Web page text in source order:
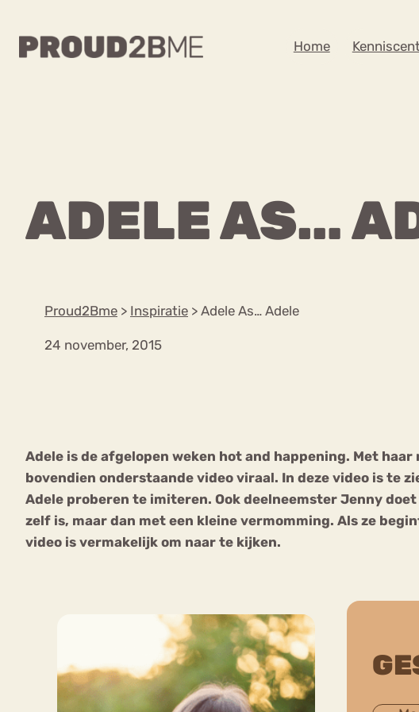
naar
Home
ADELE AS…
Proud2Bme > Inspiratie > Adele As… Adele
24 november, 2015
Adele is de afgelopen weken hot and happening. Met
bovendien onderstaande video viraal. In deze video is te
Adele proberen te imiteren. Ook deelneemster Jenny
zelf is, maar dan met een kleine vermomming. Als ze
video is vermakelijk om naar te kijken.
Content
Over ons
WAAR BEN JE NAAR
Over proud2bme
Vacatures
Privacyverklaring
Boulimia Nervosa Eetstoornis
Orthorexia
Afvallen Angst